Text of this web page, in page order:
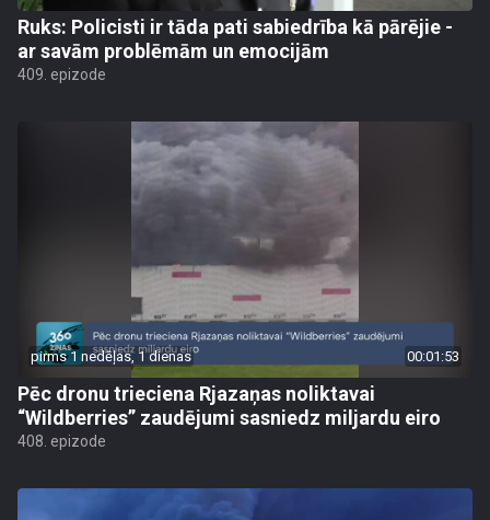
Ruks: Policisti ir tāda pati sabiedrība kā pārējie -
ar savām problēmām un emocijām
409. epizode
pirms 1 nedēļas, 1 dienas 00:01:53
Pēc dronu trieciena Rjazaņas noliktavai
“Wildberries” zaudējumi sasniedz miljardu eiro
408. epizode